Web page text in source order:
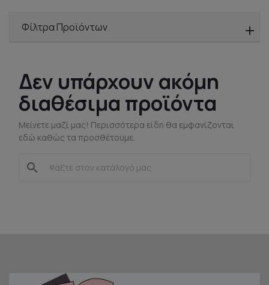
Φίλτρα Προϊόντων
Δεν υπάρχουν ακόμη
διαθέσιμα προϊόντα
Μείνετε μαζί μας! Περισσότερα είδη θα εμφανίζονται
εδώ καθώς τα προσθέτουμε.
search